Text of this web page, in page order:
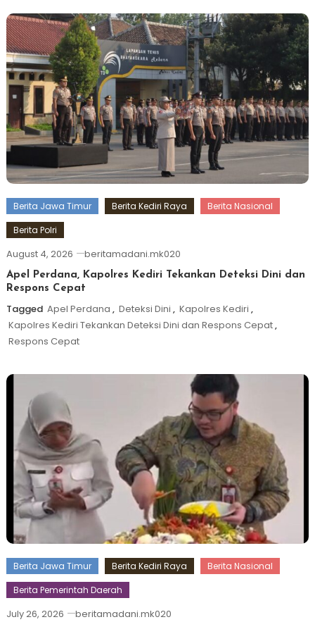
Berita Jawa Timur Berita Kediri Raya
Berita Nasional
Berita Polri
August 4, 2026 beritamadani.mk020
Apel Perdana, Kapolres Kediri Tekankan Deteksi Dini dan
Respons Cepat
Tagged Apel Perdana , Deteksi Dini , Kapolres Kediri ,
Kapolres Kediri Tekankan Deteksi Dini dan Respons Cepat,
Respons Cepat
Berita Jawa Timur Berita Kediri Raya
Berita Nasional
Berita Pemerintah Daerah
July 26, 2026 beritamadani.mk020